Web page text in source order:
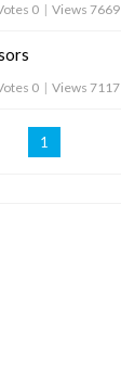
0 | Views 7669
0 | Views 7117
1